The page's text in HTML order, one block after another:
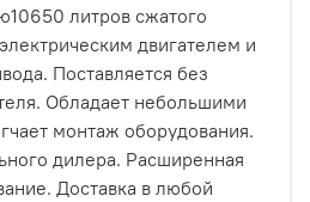
литров сжатого
двигателем и
Поставляется без
Обладает небольшими
монтаж оборудования.
дилера. Расширенная
Доставка в любой